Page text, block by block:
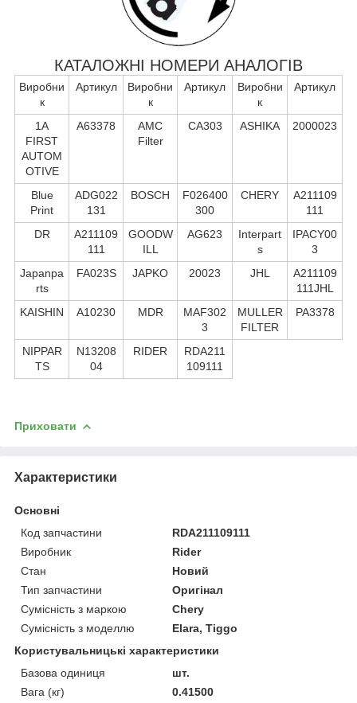
КАТАЛОЖНІ НОМЕРИ АНАЛОГІВ
Виробни
к
Артикул
Виробни
к
Артикул
Виробни
к
Артикул
1A
FIRST
AUTOM
OTIVE
A63378
AMC
Filter
CA303 ASHIKA 2000023
Blue
Print
ADG022
131
BOSCH
F026400
300
CHERY
A211109
111
DR
A211109
111
GOODW
ILL
AG623
Interpart
s
IPACY00
3
Japanpa
rts
FA023S JAPKO 20023 JHL
A211109
111JHL
KAISHIN
A10230 MDR
MAF302
3
MULLER
FILTER
PA3378
NIPPAR
TS
N13208
04
RIDER
RDA211
109111
Приховати
Характеристики
Основні
Код запчастини
RDA211109111
Виробник
Rider
Стан
Новий
Тип запчастини
Оригінал
Сумісність з маркою
Chery
Сумісність з моделлю
Elara, Tiggo
Користувальницькі характеристики
Базова одиниця
шт.
Вага (кг)
0.41500